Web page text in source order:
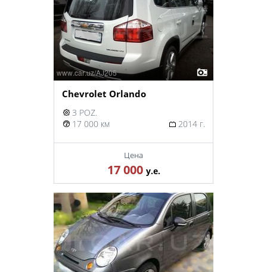
Chevrolet Orlando
3 POZ.
17 000 км
2014 г.
Цена
17 000 у.е.